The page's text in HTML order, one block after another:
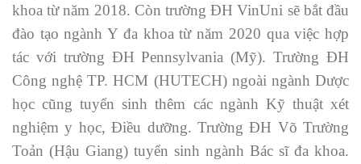
khoa từ năm 2018. Còn trường ĐH VinUni sẽ bắt đầu
đào tạo ngành Y đa khoa từ năm 2020 qua việc hợp
tác với trường ĐH Pennsylvania (Mỹ). Trường ĐH
Công nghệ TP. HCM (HUTECH) ngoài ngành Dược
học cũng tuyển sinh thêm các ngành Kỹ thuật xét
nghiệm y học, Điều dưỡng. Trường ĐH Võ Trường
Toản (Hậu Giang) tuyển sinh ngành Bác sĩ đa khoa.